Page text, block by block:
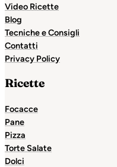
Video Ricette
Blog
Tecniche e Consigli
Contatti
Privacy Policy
Ricette
Focacce
Pane
Pizza
Torte Salate
Dolci